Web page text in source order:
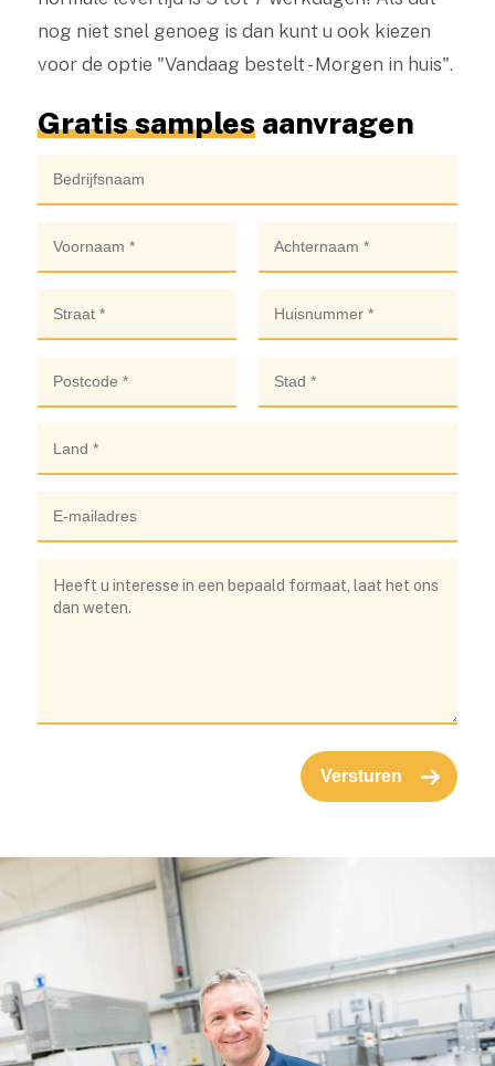
nog niet snel genoeg is dan kunt u ook kiezen
voor de optie "Vandaag bestelt - Morgen in huis".
Gratis samplesaanvragen